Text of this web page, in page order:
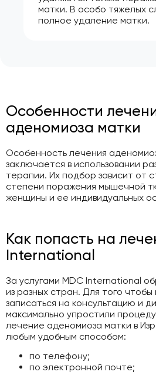
матки. В особо тяжелых
полное удаление матки.
Особенности
аденомиоза матки
Особенность лечения
заключается в использовании
терапии. Их подбор зависит от
степени поражения мышечной
женщины и ее индивидуальных
Как попасть на
International
За услугами MDC International
из разных стран. Для того
записаться на консультацию и
максимально упростили
лечение аденомиоза матки в
любым удобным способом:
по телефону;
по электронной почте;